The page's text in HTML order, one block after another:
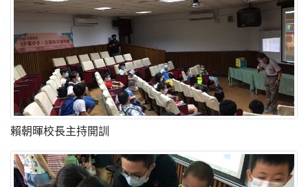
賴朝暉校長主持開訓